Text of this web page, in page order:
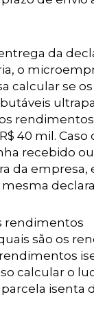
da
o
calcular se os
40 mil. Caso
recebido
da empresa,
rendimentos
são os
calcular o
isenta